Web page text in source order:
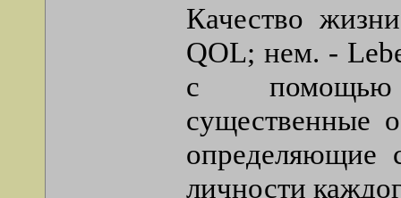
Качество
QOL; нем. -
с помощью
существенные
определяющие
личности